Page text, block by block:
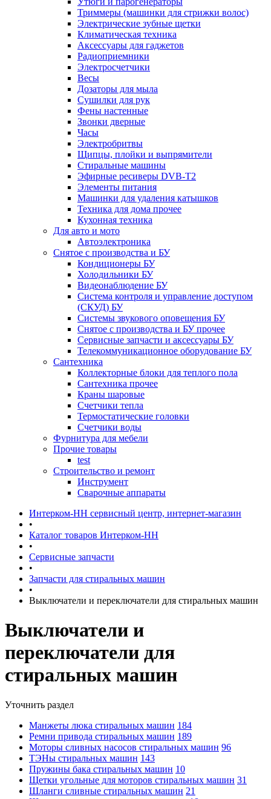
Триммеры (машинки для стрижки волос)
Электрические зубные щетки
Климатическая техника
Аксессуары для гаджетов
Радиоприемники
Электросчетчики
Весы
Дозаторы для мыла
Сушилки для рук
Фены настенные
Звонки дверные
Часы
Электробритвы
Щипцы, плойки и выпрямители
Стиральные машины
Эфирные ресиверы DVB-T2
Элементы питания
Машинки для удаления катышков
Техника для дома прочее
Кухонная техника
Для авто и мото
Автоэлектроника
Снятое с производства и БУ
Кондиционеры БУ
Холодильники БУ
Видеонаблюдение БУ
Система контроля и управление доступом
(СКУД) БУ
Системы звукового оповещения БУ
Снятое с производства и БУ прочее
Сервисные запчасти и аксессуары БУ
Телекоммуникационное оборудование БУ
Сантехника
Коллекторные блоки для теплого пола
Сантехника прочее
Краны шаровые
Счетчики тепла
Термоcтатические головки
Счетчики воды
Фурнитура для мебели
Прочие товары
test
Строительство и ремонт
Инструмент
Сварочные аппараты
Интерком-НН сервисный центр, интернет-магазин
•
Каталог товаров Интерком-НН
•
Сервисные запчасти
•
Запчасти для стиральных машин
•
Выключатели и переключатели для стиральных машин
Выключатели и
переключатели для
стиральных машин
Уточнить раздел
Манжеты люка стиральных машин 184
Ремни привода стиральных машин 189
Моторы сливных насосов стиральных машин 96
ТЭНы стиральных машин 143
Пружины бака стиральных машин 10
Щетки угольные для моторов стиральных машин 31
Шланги сливные стиральных машин 21